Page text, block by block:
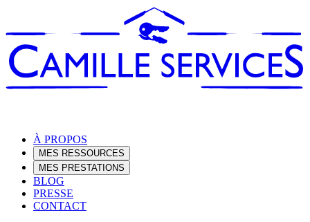
À PROPOS
MES RESSOURCES
MES PRESTATIONS
BLOG
PRESSE
CONTACT